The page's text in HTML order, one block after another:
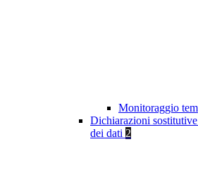
Monitoraggio
Dichiarazioni
dei dati 2